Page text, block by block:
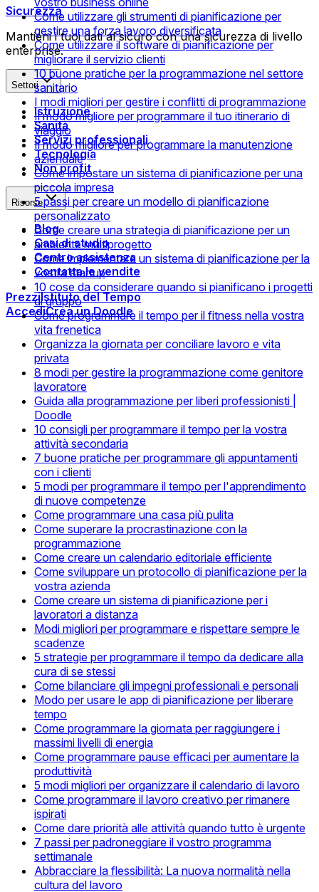
Sicurezza
Mantieni i tuoi dati al sicuro con una sicurezza di livello
enterprise.
Settori
Istruzione
Sanità
Servizi professionali
Tecnologia
Non profit
Risorse
Blog
Casi di studio
Centro assistenza
Contatta le vendite
PrezziIstituto del Tempo
AccediCrea un Doodle
Come utilizzare gli strumenti di pianificazione per
gestire una forza lavoro diversificata
Come utilizzare il software di pianificazione per
migliorare il servizio clienti
10 buone pratiche per la programmazione nel settore
sanitario
I modi migliori per gestire i conflitti di programmazione
Il modo migliore per programmare il tuo itinerario di
viaggio
Il modo migliore per programmare la manutenzione
aziendale
Come impostare un sistema di pianificazione per una
piccola impresa
5 passi per creare un modello di pianificazione
personalizzato
Come creare una strategia di pianificazione per un
ambiente multiprogetto
Come implementare un sistema di pianificazione per la
vostra startup
10 cose da considerare quando si pianificano i progetti
di gruppo
Come programmare il tempo per il fitness nella vostra
vita frenetica
Organizza la giornata per conciliare lavoro e vita
privata
8 modi per gestire la programmazione come genitore
lavoratore
Guida alla programmazione per liberi professionisti |
Doodle
10 consigli per programmare il tempo per la vostra
attività secondaria
7 buone pratiche per programmare gli appuntamenti
con i clienti
5 modi per programmare il tempo per l'apprendimento
di nuove competenze
Come programmare una casa più pulita
Come superare la procrastinazione con la
programmazione
Come creare un calendario editoriale efficiente
Come sviluppare un protocollo di pianificazione per la
vostra azienda
Come creare un sistema di pianificazione per i
lavoratori a distanza
Modi migliori per programmare e rispettare sempre le
scadenze
5 strategie per programmare il tempo da dedicare alla
cura di se stessi
Come bilanciare gli impegni professionali e personali
Modo per usare le app di pianificazione per liberare
tempo
Come programmare la giornata per raggiungere i
massimi livelli di energia
Come programmare pause efficaci per aumentare la
produttività
5 modi migliori per organizzare il calendario di lavoro
Come programmare il lavoro creativo per rimanere
ispirati
Come dare priorità alle attività quando tutto è urgente
7 passi per padroneggiare il vostro programma
settimanale
Abbracciare la flessibilità: La nuova normalità nella
cultura del lavoro